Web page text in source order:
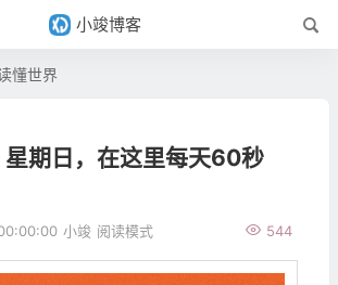
小竣博客
懂世界
期日，在这里每天60秒
小竣 544
阅读模式